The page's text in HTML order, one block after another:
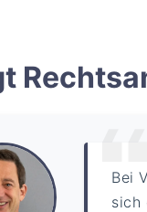
Bei
sich